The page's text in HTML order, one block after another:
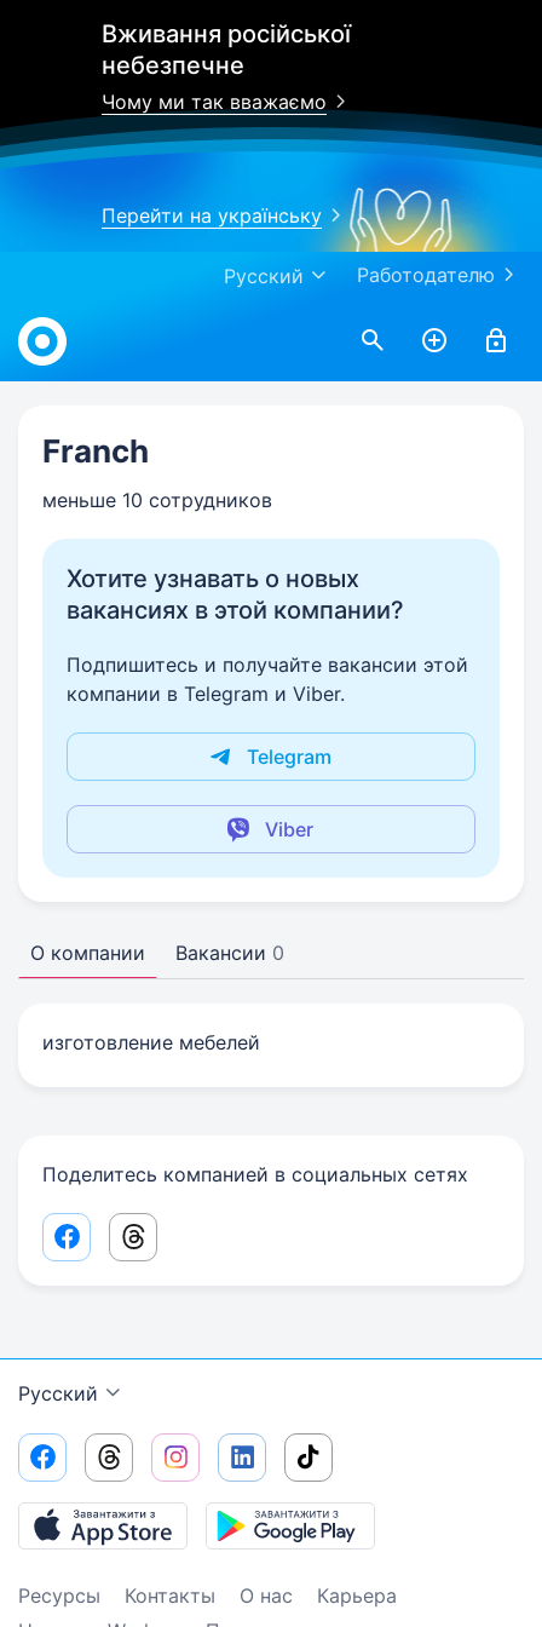
Вживання російської
небезпечне
Чому ми так вважаємо
Перейти на українську
Работодателю
Русский
Work.ua
Franch
меньше 10 сотрудников
Хотите узнавать о новых
вакансиях в этой компании?
Подпишитесь и получайте вакансии этой
компании в Telegram и Viber.
Telegram
Viber
О компании Вакансии 0
изготовление мебелей
Поделитесь компанией в социальных сетях
Facebook share link
Threads share link
Русский
Ресурсы Контакты О нас
Карьера